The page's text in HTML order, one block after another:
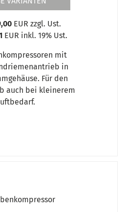
EUR zzgl. Ust.
EUR inkl. 19% Ust.
mit
in
Für den
auch bei kleinerem